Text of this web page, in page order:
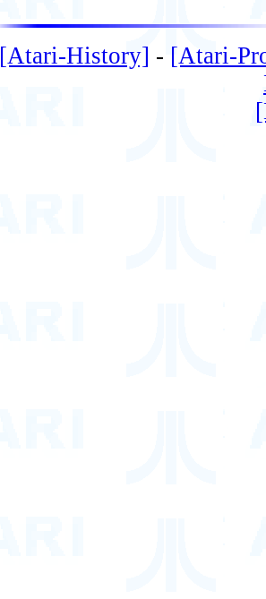
[Atari-History] - [Atari-